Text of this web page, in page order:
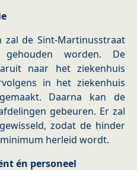
de Sint-Martinusstraat
gehouden worden. De
naar het ziekenhuis
in het ziekenhuis
Daarna kan de
gebeuren. Er zal
zodat de hinder
herleid wordt.
én personeel